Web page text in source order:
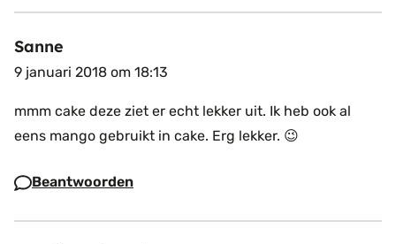
Sanne
9 januari 2018 om 18:13
mmm cake deze ziet er echt lekker uit. Ik heb ook al
eens mango gebruikt in cake. Erg lekker. 😉
Beantwoorden